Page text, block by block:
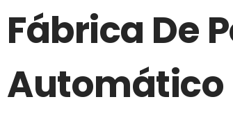
Fábrica De
Automático